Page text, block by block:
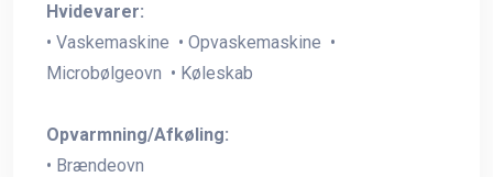
Hvidevarer:
• Vaskemaskine • Opvaskemaskine •
Microbølgeovn • Køleskab
Opvarmning/Afkøling:
• Brændeovn